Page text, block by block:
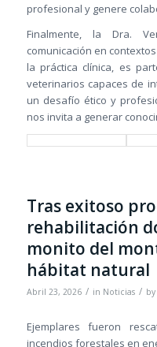
profesional y genere
Finalmente, la Dra.
comunicación en
la práctica clínica, es
veterinarios capaces de
un desafío ético y
nos invita a generar
Tras exitoso
rehabilitación
monito del
hábitat natural
Abril 23, 2026 / in Noticias / by
Ejemplares fueron
incendios forestales en